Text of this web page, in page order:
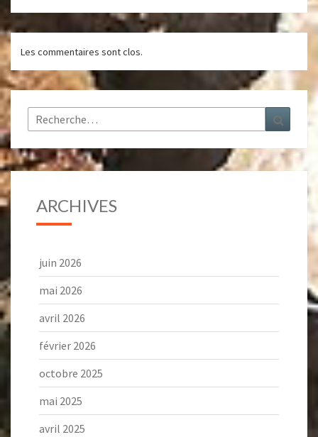
Les commentaires sont clos.
Rechercher :
ARCHIVES
juin 2026
mai 2026
avril 2026
février 2026
octobre 2025
mai 2025
avril 2025